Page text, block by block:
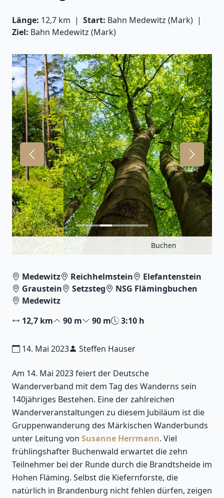
Länge: 12,7 km Start: Bahn Medewitz (Mark)
Ziel: Bahn Medewitz (Mark)
Medewitz Reichhelmstein
Elefantenstein
Graustein
Setzsteg
NSG Flämingbuchen
Medewitz
12,7 km
90 m 90 m 3:10 h
14. Mai 2023 Steffen Hauser
Am 14. Mai 2023 feiert der Deutsche
Wanderverband mit dem Tag des Wanderns sein
140jähriges Bestehen. Eine der zahlreichen
Wanderveranstaltungen zu diesem Jubiläum ist die
Gruppenwanderung des Märkischen Wanderbunds
unter Leitung von Susanne Herrmann. Viel
frühlingshafter Buchenwald erwartet die zehn
Teilnehmer bei der Runde durch die Brandtsheide im
Hohen Fläming. Selbst die Kiefernforste, die
natürlich in Brandenburg nicht fehlen dürfen, zeigen